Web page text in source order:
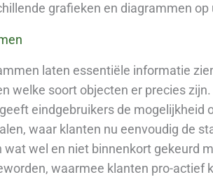
grafieken en diagrammen
laten essentiële informatie
welke soort objecten er precies
eindgebruikers de mogelijkheid
waar klanten nu eenvoudig de
wat wel en niet binnenkort gekeurd
waarmee klanten pro-actief